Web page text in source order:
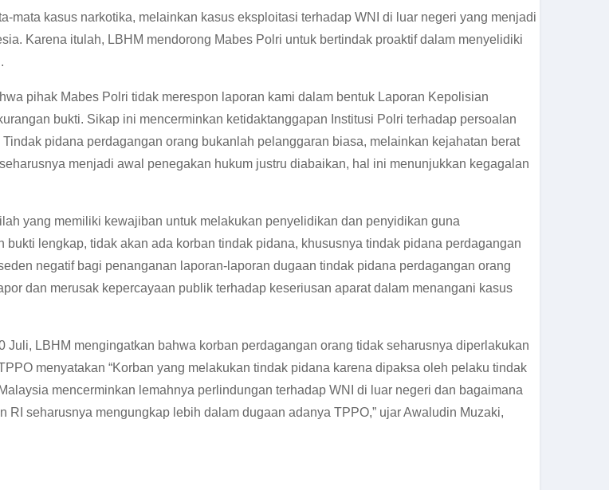
mata kasus narkotika, melainkan kasus eksploitasi terhadap WNI di luar negeri yang menjadi
Karena itulah, LBHM mendorong Mabes Polri untuk bertindak proaktif dalam menyelidiki
pihak Mabes Polri tidak merespon laporan kami dalam bentuk Laporan Kepolisian
bukti. Sikap ini mencerminkan ketidaktanggapan Institusi Polri terhadap persoalan
pidana perdagangan orang bukanlah pelanggaran biasa, melainkan kejahatan berat
menjadi awal penegakan hukum justru diabaikan, hal ini menunjukkan kegagalan
yang memiliki kewajiban untuk melakukan penyelidikan dan penyidikan guna
lengkap, tidak akan ada korban tindak pidana, khususnya tindak pidana perdagangan
negatif bagi penanganan laporan-laporan dugaan tindak pidana perdagangan orang
dan merusak kepercayaan publik terhadap keseriusan aparat dalam menangani kasus
Juli, LBHM mengingatkan bahwa korban perdagangan orang tidak seharusnya diperlakukan
menyatakan “Korban yang melakukan tindak pidana karena dipaksa oleh pelaku tindak
mencerminkan lemahnya perlindungan terhadap WNI di luar negeri dan bagaimana
seharusnya mengungkap lebih dalam dugaan adanya TPPO,” ujar Awaludin Muzaki,